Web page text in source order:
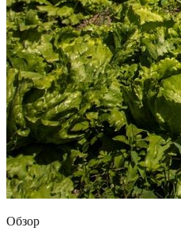
Обзор